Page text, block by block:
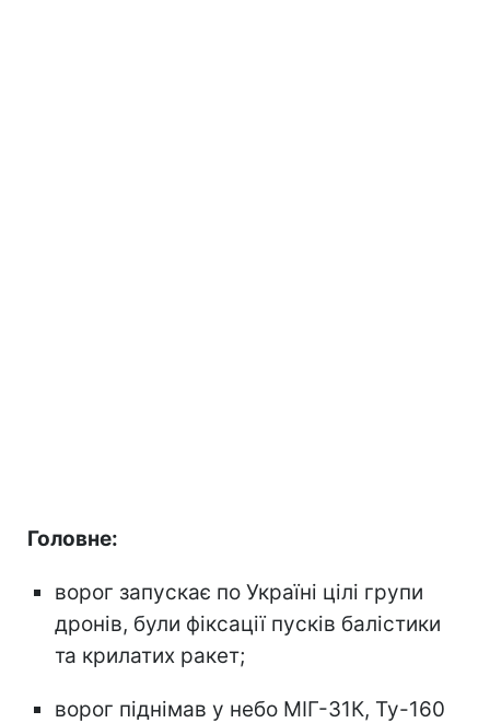
Головне:
ворог запускає по Україні цілі групи
дронів, були фіксації пусків балістики
та крилатих ракет;
ворог піднімав у небо МІГ-31К, Ту-160